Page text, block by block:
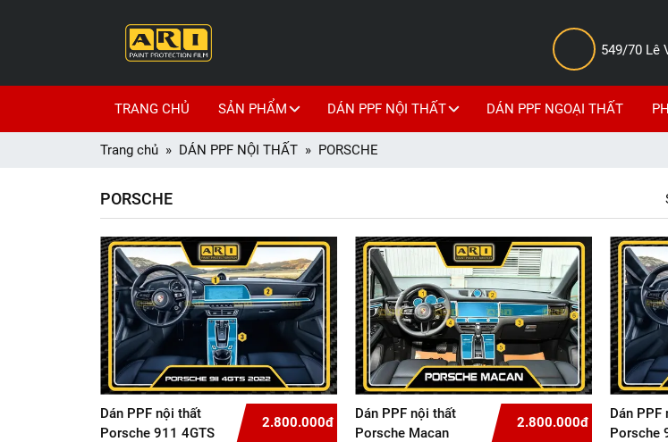
549/70 Lê
TRANG CHỦ SẢN PHẨM DÁN PPF NỘI THẤT DÁN PPF NGOẠI THẤT
Trang chủ DÁN PPF NỘI THẤT PORSCHE
PORSCHE
Dán PPF nội thất
Porsche 911 4GTS
2.800.000đ
Dán PPF nội thất
Porsche Macan
2.800.000đ
Dán PPF
Porsche